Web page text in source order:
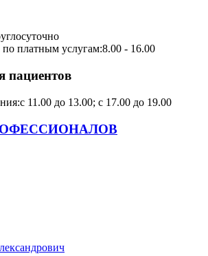
платным услугам:8.00 - 16.00
пациентов
с 11.00 до 13.00; с 17.00 до 19.00